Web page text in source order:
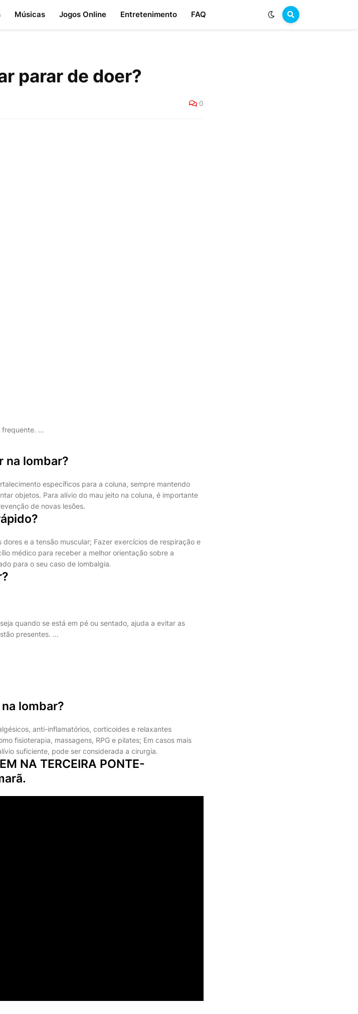
Músicas Jogos Online Entretenimento FAQ
parar de doer?
0
...
na lombar?
específicos para a coluna, sempre mantendo
objetos. Para alívio do mau jeito na coluna, é importante
de novas lesões.
e a tensão muscular; Fazer exercícios de respiração e
médico para receber a melhor orientação sobre a
para o seu caso de lombalgia.
quando se está em pé ou sentado, ajuda a evitar as
presentes. ...
lombar?
anti-inflamatórios, corticoides e relaxantes
fisioterapia, massagens, RPG e pilates; Em casos mais
suficiente, pode ser considerada a cirurgia.
NA TERCEIRA PONTE-